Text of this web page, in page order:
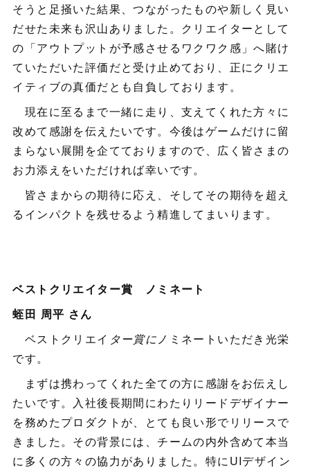
そうと足掻いた結果、つながったものや新しく見い
だせた未来も沢山ありました。クリエイターとして
の「アウトプットが予感させるワクワク感」へ賭け
ていただいた評価だと受け止めており、正にクリエ
イティブの真価だとも自負しております。
現在に至るまで一緒に走り、支えてくれた方々に
改めて感謝を伝えたいです。今後はゲームだけに留
まらない展開を企てておりますので、広く皆さまの
お力添えをいただければ幸いです。
皆さまからの期待に応え、そしてその期待を超え
るインパクトを残せるよう精進してまいります。
ベストクリエイター賞 ノミネート
蛭田 周平 さん
ベストクリエイ ター賞にノミネートいただき光栄
です。
まずは携わってくれた全ての方に感謝をお伝えし
たいです。入社後長期間にわたりリードデザイナー
を務めたプロダクトが、とても良い形でリリースで
きました。その背景には、チームの内外含めて本当
に多くの方々の協力がありました。特にUIデザイン